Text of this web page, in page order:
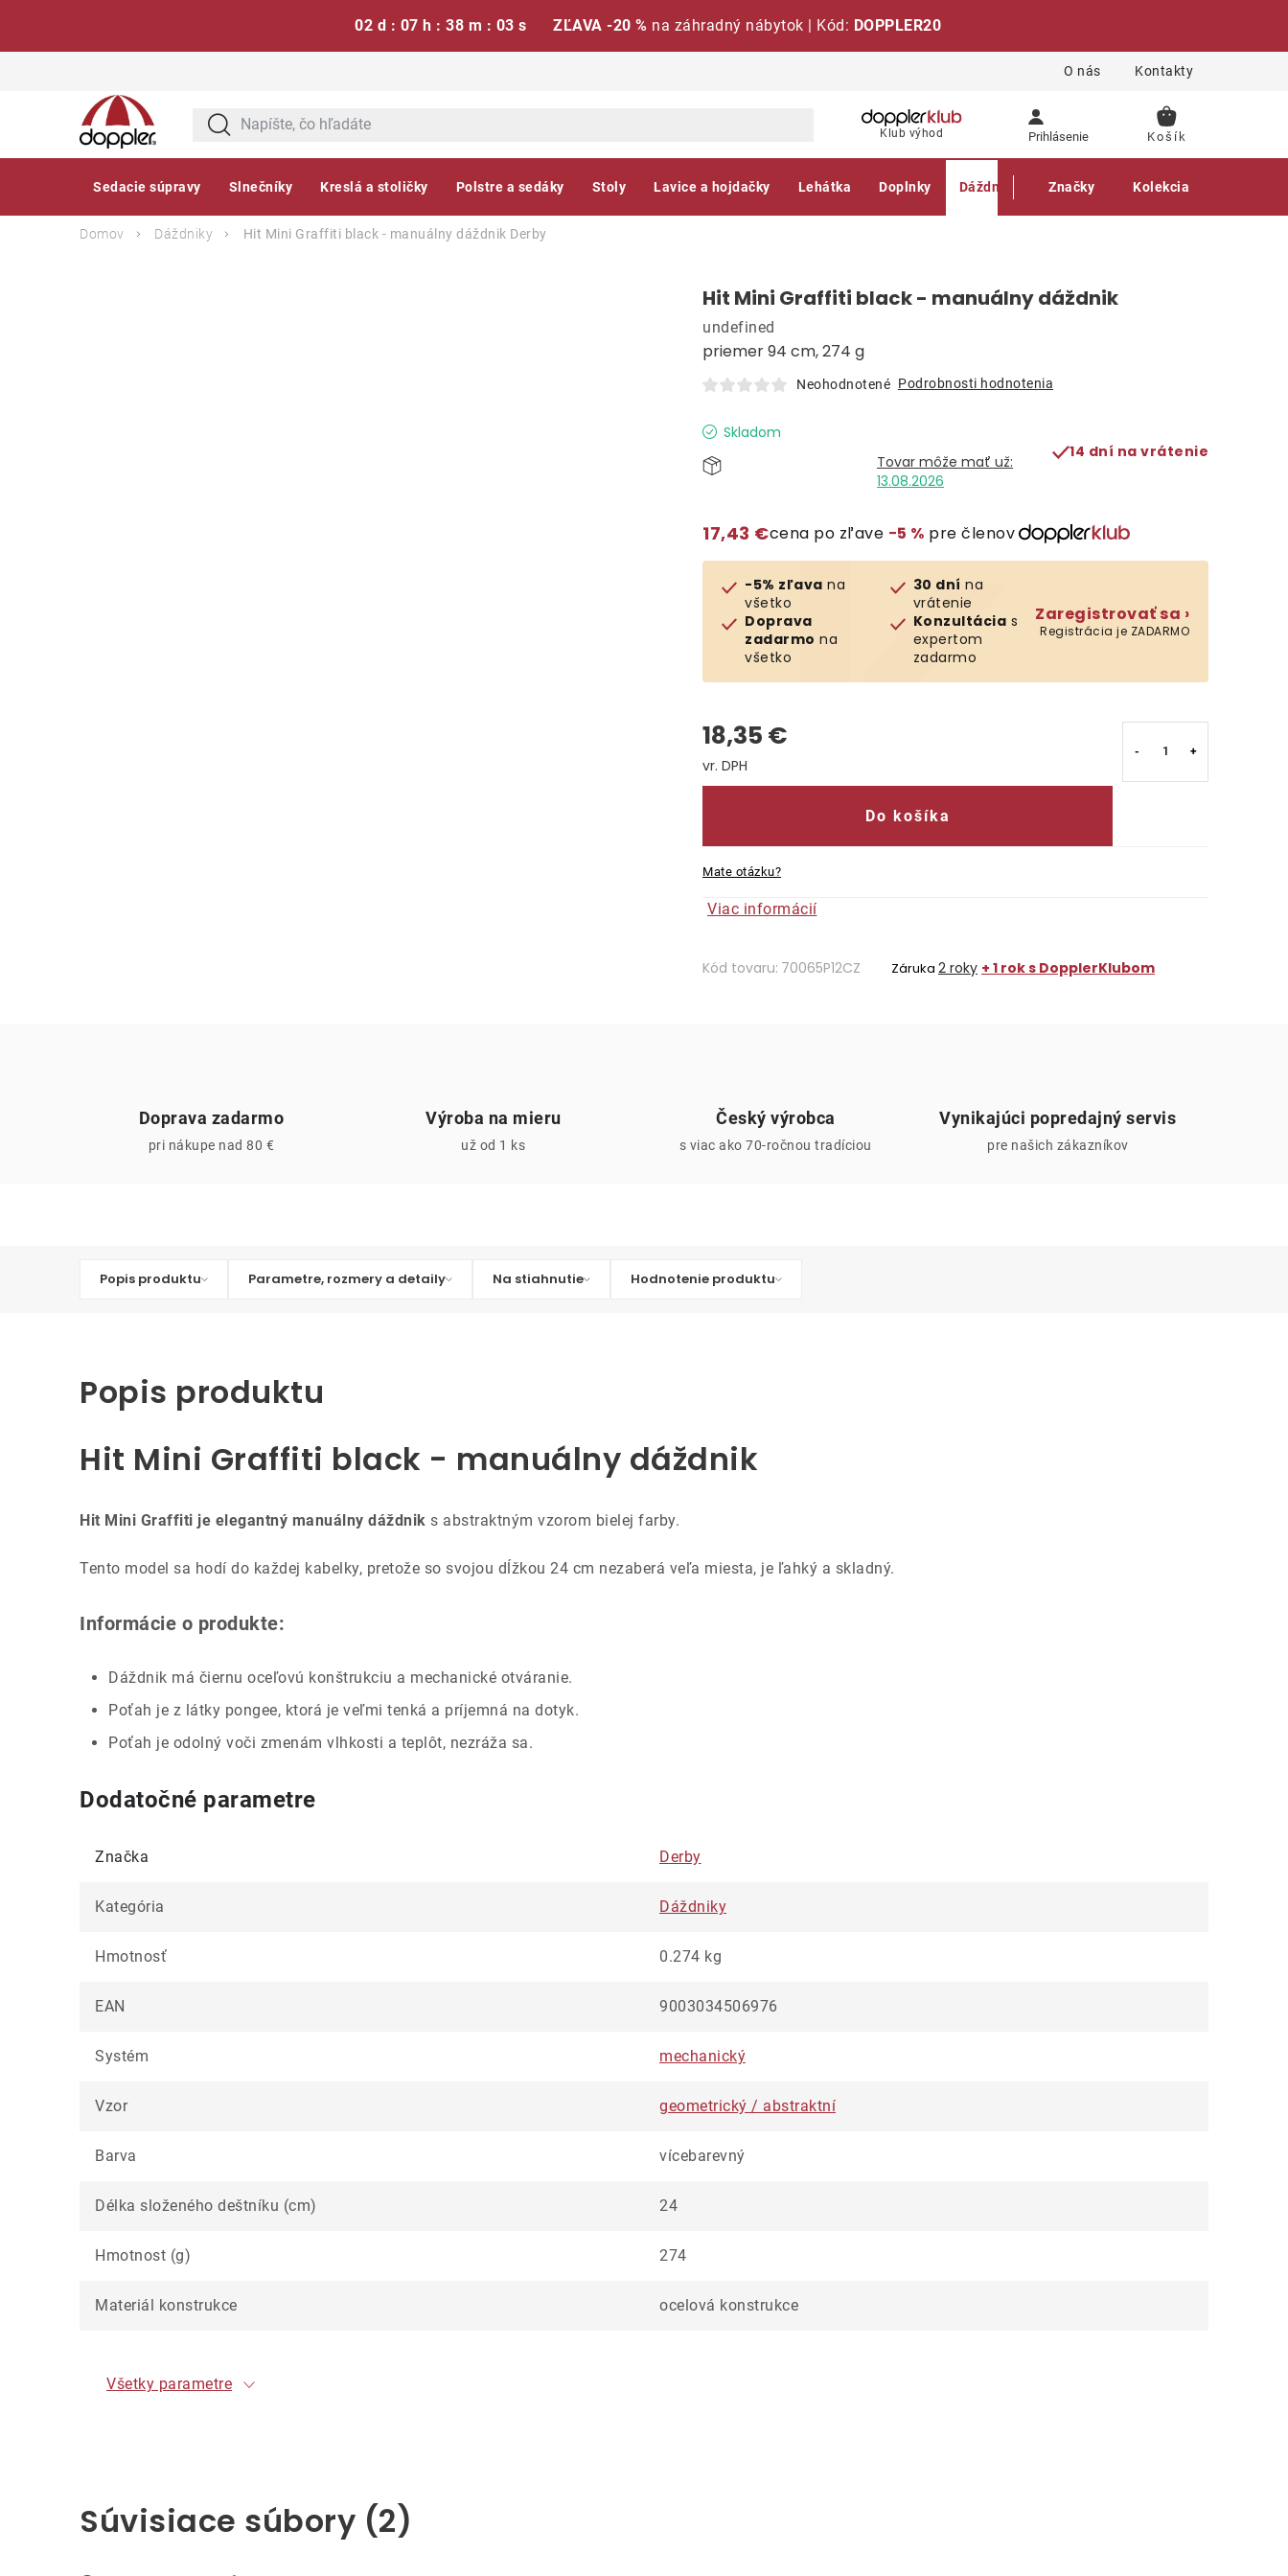
02 d : 07 h : 38 m : 02 s ZĽAVA -20 % na záhradný nábytok | Kód: DOPPLER20
O nás Kontakty
Klub výhod Prihlásenie
NÁKUPNÝ
Sedacie súpravy Slnečníky Kreslá a stoličky Polstre a sedáky Stoly Lavice a hojdačky Lehátka Doplnky Dáždniky Gastro produkty
Značky Kolekcia
Domov Dáždniky Hit Mini Graffiti black - manuálny dáždnik Derby
Hit Mini Graffiti black - manuálny dáždnik
priemer 94 cm, 274 g
undefined
Neohodnotené Podrobnosti hodnotenia
Skladom
13.08.2026
14 dní na vrátenie
17,43 €cena po zľave −5 % pre členov
-5% zľava na
všetko
Doprava
zadarmo na
všetko
30 dní na
vrátenie
Konzultácia s
expertom
zadarmo
Zaregistrovať sa ›
Registrácia je ZADARMO
18,35 €
Jednotková cena:
Do košíka
Mate otázku?
Viac informácií
Kód tovaru: 70065P12CZ Záruka 2 roky + 1 rok s DopplerKlubom
Doprava zadarmo
pri nákupe nad 80 €
Výroba na mieru
už od 1 ks
Český výrobca
s viac ako 70-ročnou tradíciou
Vynikajúci popredajný servis
pre našich zákazníkov
Popis produktu Parametre, rozmery a detaily Na stiahnutie Hodnotenie produktu
Popis produktu
Hit Mini Graffiti black - manuálny dáždnik
Hit Mini Graffiti je elegantný manuálny dáždnik s abstraktným vzorom bielej farby.
Tento model sa hodí do každej kabelky, pretože so svojou dĺžkou 24 cm nezaberá veľa miesta, je ľahký a skladný.
Informácie o produkte:
Dáždnik má čiernu oceľovú konštrukciu a mechanické otváranie.
Poťah je z látky pongee, ktorá je veľmi tenká a príjemná na dotyk.
Poťah je odolný voči zmenám vlhkosti a teplôt, nezráža sa.
Dodatočné parametre
Značka Derby
Kategória Dáždniky
Hmotnosť 0.274 kg
EAN 9003034506976
Systém mechanický
Vzor geometrický / abstraktní
Barva vícebarevný
Délka složeného deštníku (cm) 24
Hmotnost (g) 274
Materiál konstrukce ocelová konstrukce
Všetky parametre
Súvisiace súbory (2)